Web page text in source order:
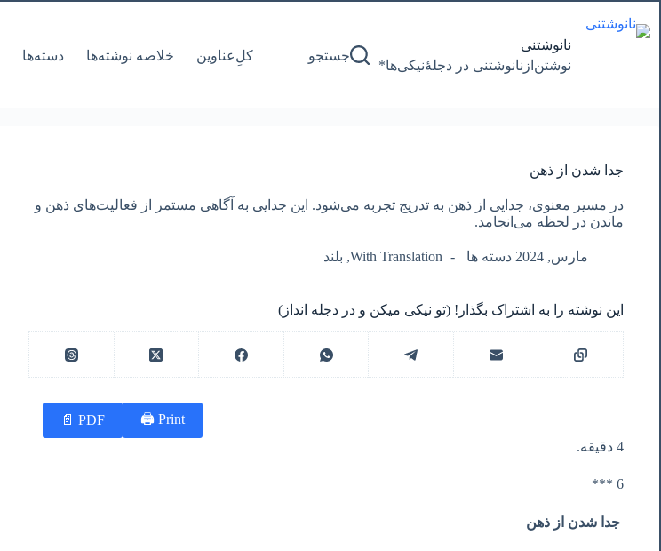
به
محتوا
نانوشتنی
نوشتن‌از‌نانوشتنی‌ در‌ دجلۀنیکی‌ها*
جستجو کل‌ِعناوین خلاصه نوشته‌ها دسته‌ها
جدا شدن از ذهن
در مسیر معنوی، جدایی از ذهن به تدریج تجربه می‌شود. این جدایی به آگاهی مستمر از فعالیت‌های ذهن و
ماندن در لحظه می‌انجامد.
مارس, 2024 دسته ها With Translation
, بلند
این نوشته را به اشتراک بگذار! (تو نیکی میکن و در دجله انداز)
Print 🖨
PDF 📄
4 دقیقه.
6 ***
جدا شدن از ذهن